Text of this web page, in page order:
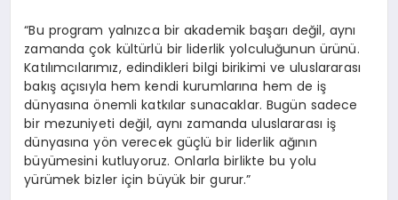
“Bu program yalnızca bir akademik başarı değil, aynı
zamanda çok kültürlü bir liderlik yolculuğunun ürünü.
Katılımcılarımız, edindikleri bilgi birikimi ve uluslararası
bakış açısıyla hem kendi kurumlarına hem de iş
dünyasına önemli katkılar sunacaklar. Bugün sadece
bir mezuniyeti değil, aynı zamanda uluslararası iş
dünyasına yön verecek güçlü bir liderlik ağının
büyümesini kutluyoruz. Onlarla birlikte bu yolu
yürümek bizler için büyük bir gurur.”